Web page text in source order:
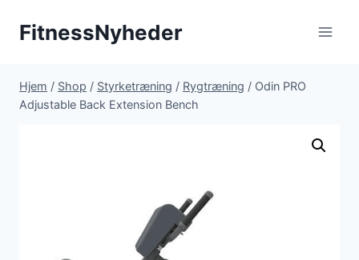
FitnessNyheder
Hjem / Shop / Styrketræning / Rygtræning / Odin PRO
Adjustable Back Extension Bench